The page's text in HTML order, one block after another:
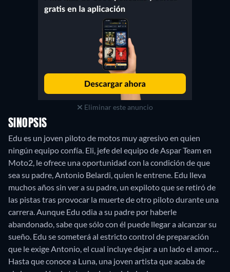
Eliminar este anuncio
SINOPSIS
Edu es un joven piloto de motos muy agresivo en quien
ningún equipo confía. Eli, jefe del equipo de Aspar Team en
Moto2, le ofrece una oportunidad con la condición de que
sea su padre, Antonio Belardi, quien le entrene. Edu lleva
muchos años sin ver a su padre, un expiloto que se retiró de
las pistas tras provocar la muerte de otro piloto durante una
carrera. Aunque Edu odia a su padre por haberle
abandonado, sabe que sólo con él puede llegar a alcanzar su
sueño. Edu se someterá al estricto control de preparación
que le exige Antonio, el cual incluye dejar a un lado el amor…
Hasta que conoce a Luna, una joven artista que acaba de